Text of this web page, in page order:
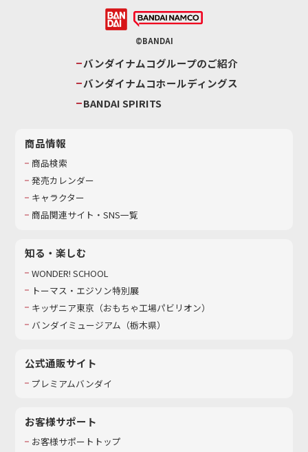
©BANDAI
バンダイナムコグループのご紹介
バンダイナムコホールディングス
BANDAI SPIRITS
商品情報
商品検索
発売カレンダー
キャラクター
商品関連サイト・SNS一覧
知る・楽しむ
WONDER! SCHOOL
トーマス・エジソン特別展
キッザニア東京（おもちゃ工場パビリオン）​
バンダイミュージアム（栃木県）
公式通販サイト
プレミアムバンダイ
お客様サポート
お客様サポートトップ